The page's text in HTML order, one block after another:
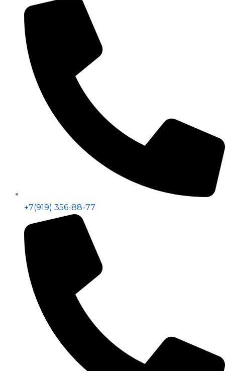
+7(919) 356-88-77